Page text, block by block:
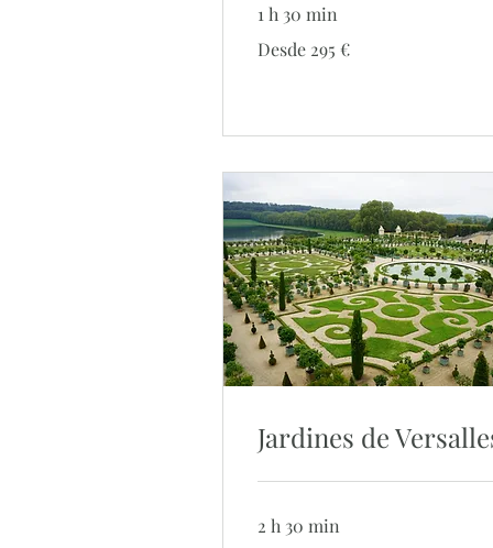
1 h 30 min
295
Desde 295 €
Jardines de
2 h 30 min